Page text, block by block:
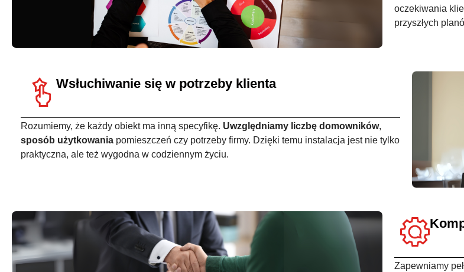
oczekiwania
przyszłych
Wsłuchiwanie się w potrzeby klienta
Rozumiemy, że każdy obiekt ma inną specyfikę. Uwzględniamy liczbę domowników,
sposób użytkowaniapomieszczeń czy potrzeby firmy. Dzięki temu instalacja jest nie tylko
praktyczna, ale też wygodna w codziennym życiu.
Zapewniamy